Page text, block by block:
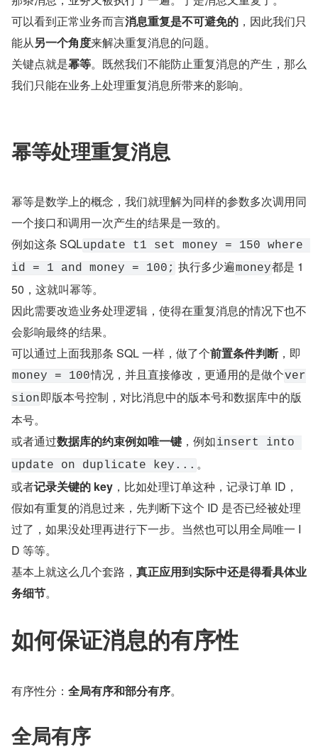
可以看到正常业务而言消息重复是不可避免的 ，因此我们只
能从另一个角度来解决重复消息的问题。
关键点就是幂等。既然我们不能防止重复消息的产生，那么
我们只能在业务上处理重复消息所带来的影响。
幂等处理重复消息
幂等是数学上的概念，我们就理解为同样的参数多次调用同
一个接口和调用一次产生的结果是一致的。
例如这条 SQLupdate t1 set money = 150 where
id = 1 and money = 100; 执行多少遍money都是 1
50，这就叫幂等。
因此需要改造业务处理逻辑，使得在重复消息的情况下也不
会影响最终的结果。
可以通过上面我那条 SQL 一样，做了个前置条件判断 ，即
money = 100情况，并且直接修改，更通用的是做个ver
sion即版本号控制，对比消息中的版本号和数据库中的版
本号。
或者通过数据库的约束例如唯一键 ，例如insert into
update on duplicate key... 。
或者记录关键的 key ，比如处理订单这种，记录订单 ID，
假如有重复的消息过来，先判断下这个 ID 是否已经被处理
过了，如果没处理再进行下一步。当然也可以用全局唯一 I
D 等等。
基本上就这么几个套路， 真正应用到实际中还是得看具体业
务细节。
如何保证消息的有序性
有序性分： 全局有序和部分有序。
全局有序